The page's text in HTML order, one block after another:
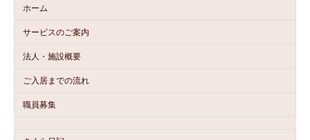
ホーム
サービスのご案内
法人・施設概要
ご入居までの流れ
職員募集